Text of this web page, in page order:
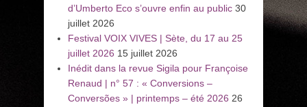
d’Umberto Eco s’ouvre enfin au public 30
juillet 2026
Festival VOIX VIVES | Sète, du 17 au 25
juillet 2026 15 juillet 2026
Inédit dans la revue Sigila pour Françoise
Renaud | n° 57 : « Conversions –
Conversões » | printemps – été 2026 26